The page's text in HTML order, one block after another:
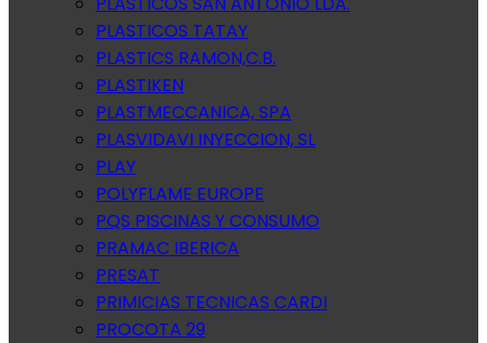
PLASTICOS TATAY
PLASTICS RAMON,C.B.
PLASTIKEN
PLASTMECCANICA, SPA
PLASVIDAVI INYECCION, SL
PLAY
POLYFLAME EUROPE
PQS PISCINAS Y CONSUMO
PRAMAC IBERICA
PRESAT
PRIMICIAS TECNICAS CARDI
PROCOTA 29